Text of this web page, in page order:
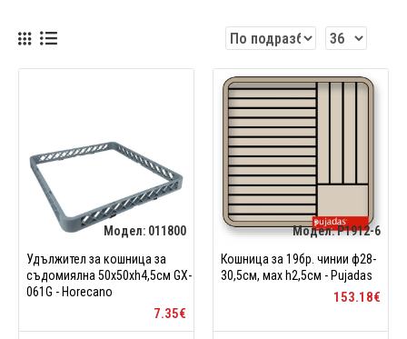
Модел: 011800
Удължител за кошница за
съдомиялна 50x50xh4,5см GX-
061G - Horecano
7.35€
Модел:P1912-6
Кошница за 19бр. чинии ф28-
30,5см, мах h2,5см - Pujadas
153.18€